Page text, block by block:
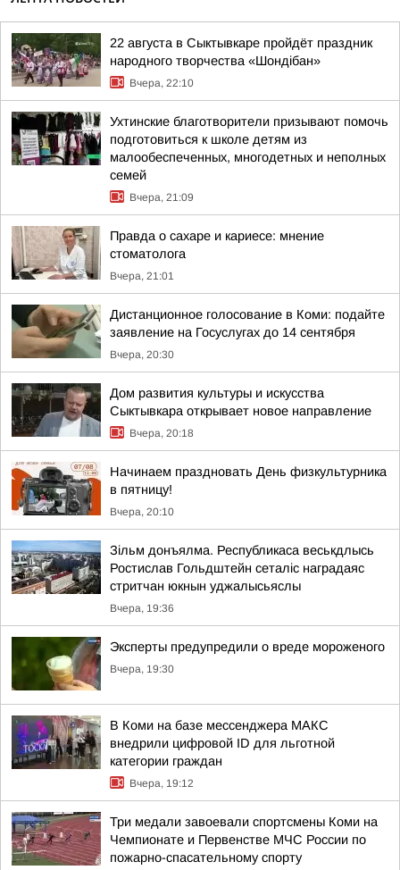
22 августа в Сыктывкаре пройдёт праздник
народного творчества «Шондібан»
Вчера, 22:10
Ухтинские благотворители призывают помочь
подготовиться к школе детям из
малообеспеченных, многодетных и неполных
семей
Вчера, 21:09
Правда о сахаре и кариесе: мнение
стоматолога
Вчера, 21:01
Дистанционное голосование в Коми: подайте
заявление на Госуслугах до 14 сентября
Вчера, 20:30
Дом развития культуры и искусства
Сыктывкара открывает новое направление
Вчера, 20:18
Начинаем праздновать День физкультурника
в пятницу!
Вчера, 20:10
Зільм донъялма. Республикаса веськдлысь
Ростислав Гольдштейн сеталіс наградаяс
стритчан юкнын уджалысьяслы
Вчера, 19:36
Эксперты предупредили о вреде мороженого
Вчера, 19:30
В Коми на базе мессенджера МАКС
внедрили цифровой ID для льготной
категории граждан
Вчера, 19:12
Три медали завоевали спортсмены Коми на
Чемпионате и Первенстве МЧС России по
пожарно-спасательному спорту